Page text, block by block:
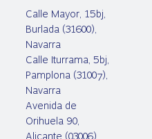
Calle Mayor, 15bj,
Burlada (31600),
Navarra
Calle Iturrama, 5bj,
Pamplona (31007),
Navarra
Avenida de
Orihuela 90,
Alicante (03006),